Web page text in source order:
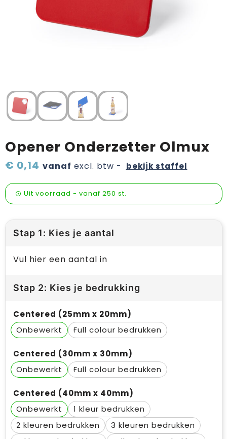
Verzorging & welness
Pasen
Wijn, bier en proeverij
Zomerpakketten
Opener Onderzetter Olmux
€ 0,14 vanaf excl. btw - bekijk staffel
Uit voorraad - vanaf 250 st.
Stap 1: Kies je aantal
Vul hier een aantal in
Stap 2: Kies je bedrukking
Centered (25mm x 20mm)
Onbewerkt
Full colour
Centered (30mm x 30mm)
Onbewerkt
Full colour
Centered (40mm x 40mm)
Onbewerkt
1
2
3